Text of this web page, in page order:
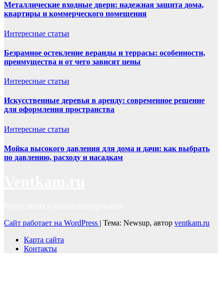
Металлические входные двери: надежная защита дома,
квартиры и коммерческого помещения
Интересные статьи
Безрамное остекление веранды и террасы: особенности,
преимущества и от чего зависят цены
Интересные статьи
Искусственные деревья в аренду: современное решение
для оформления пространства
Интересные статьи
Мойка высокого давления для дома и дачи: как выбрать
по давлению, расходу и насадкам
Сайт работает на WordPress | Тема: Newsup, автор ventkam.ru
Карта сайта
Контакты